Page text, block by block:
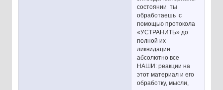
состоянии ты
обработаешь с
помощью протокола
«УСТРАНИТЬ» до
полной их
ликвидации
абсолютно все
НАШИ: реакции на
этот материал и его
обработку, мысли,